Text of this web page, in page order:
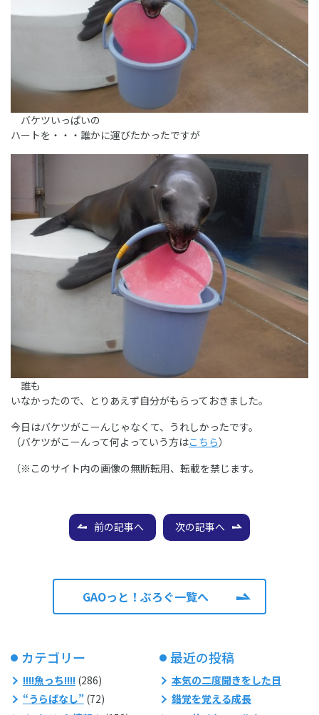
バケツいっぱいの
ハートを・・・誰かに運びたかったですが
誰も
いなかったので、とりあえず自分がもらっておきました。
今日はバケツがこーんじゃなくて、うれしかったです。
（バケツがこーんって何よっていう方はこちら）
（※このサイト内の画像の無断転用、転載を禁じます。
前の記事へ 次の記事へ
GAOっと！ぶろぐ一覧へ
カテゴリー
!!!!魚っち!!!!(286)
“うらばなし”(72)
最近の投稿
本気の二度聞きをした日
錯覚を覚える成長